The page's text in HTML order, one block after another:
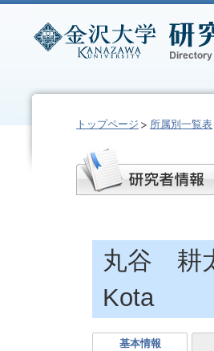
トップページ 所属別一覧表
丸谷 耕
Kota
基本情報